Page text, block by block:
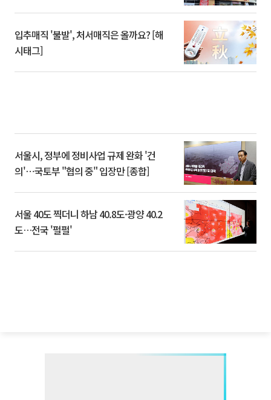
입추매직 '불발', 처서매직은 올까요? [해
시태그]
서울시, 정부에 정비사업 규제 완화 '건
의'⋯국토부 "협의 중" 입장만 [종합]
서울 40도 찍더니 하남 40.8도·광양 40.2
도…전국 '펄펄'